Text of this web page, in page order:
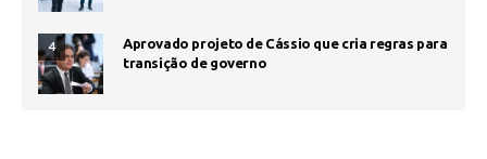
4
Aprovado projeto de Cássio que cria regras para
transição de governo